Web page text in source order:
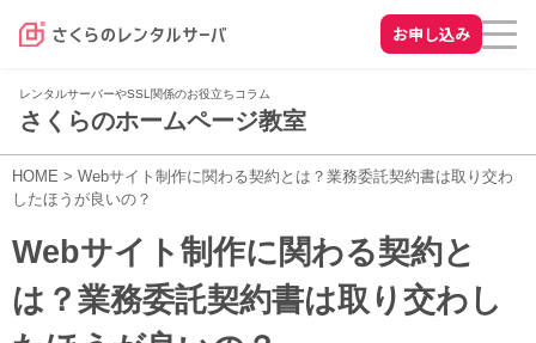
お申し込み
レンタルサーバーやSSL関係のお役立ちコラム
さくらのホームページ教室
HOME > Webサイト制作に関わる契約とは？業務委託契約書は取り交わ
したほうが良いの？
Webサイト制作に関わる契約と
は？業務委託契約書は取り交わし